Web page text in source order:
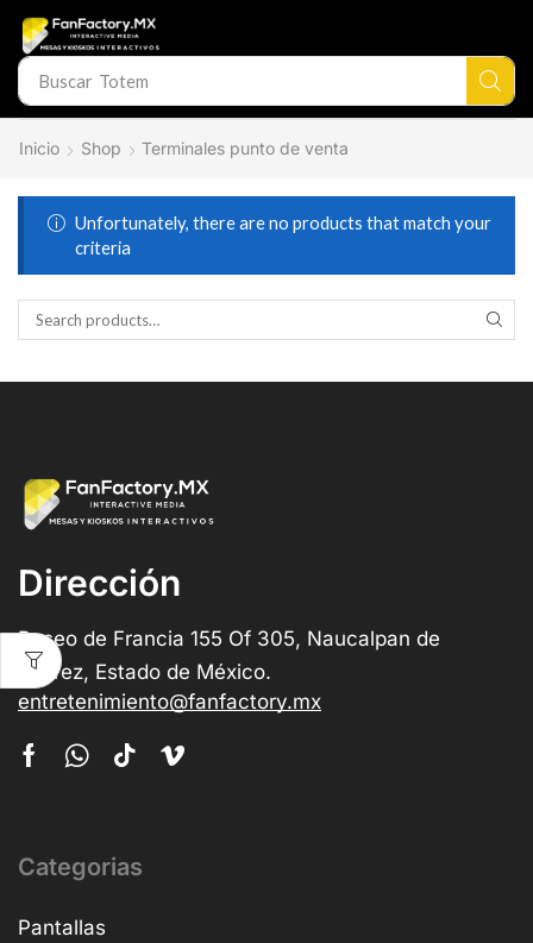
Buscar Totem
Inicio Shop Terminales punto de venta
Unfortunately, there are no products that match your
criteria
Dirección
Paseo de Francia 155 Of 305, Naucalpan de
Juárez, Estado de México.
entretenimiento@fanfactory.mx
Categorias
Pantallas